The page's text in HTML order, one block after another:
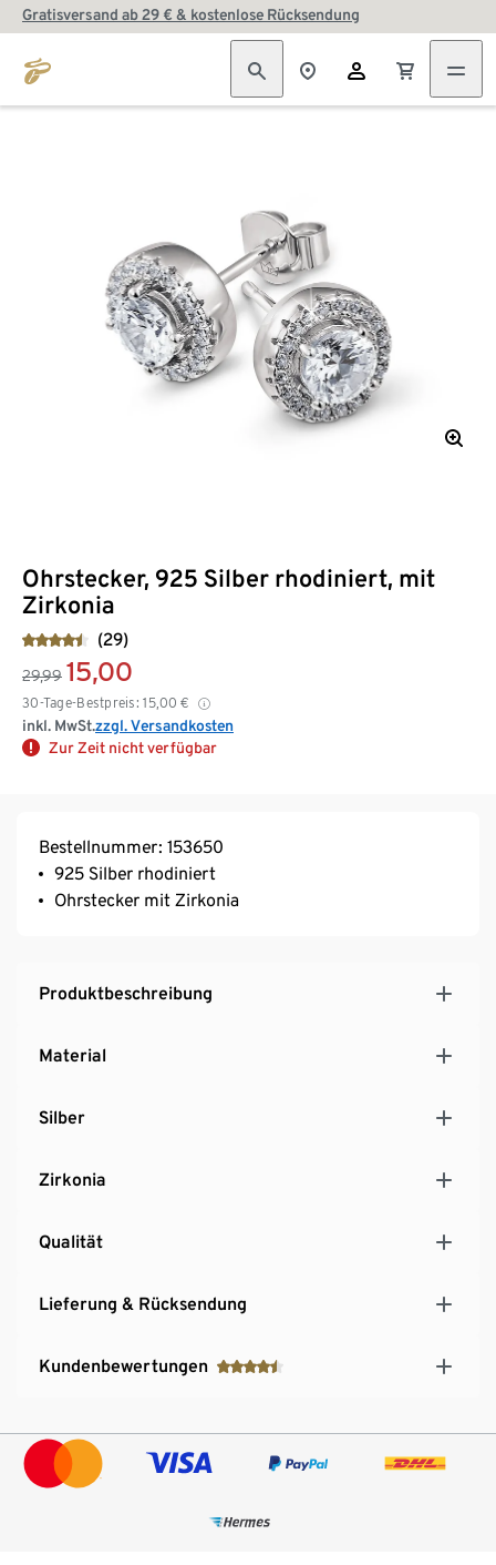
Gratisversand ab 29 € & kostenlose Rücksendung
Ohrstecker, 925 Silber rhodiniert, mit
Zirkonia
(29)
29,99 15,00
30-Tage-Bestpreis: 15,00 €
inkl. MwSt.zzgl. Versandkosten
Zur Zeit nicht verfügbar
Bestellnummer: 153650
925 Silber rhodiniert
Ohrstecker mit Zirkonia
Produktbeschreibung
Material
Silber
Zirkonia
Qualität
Lieferung & Rücksendung
Kundenbewertungen